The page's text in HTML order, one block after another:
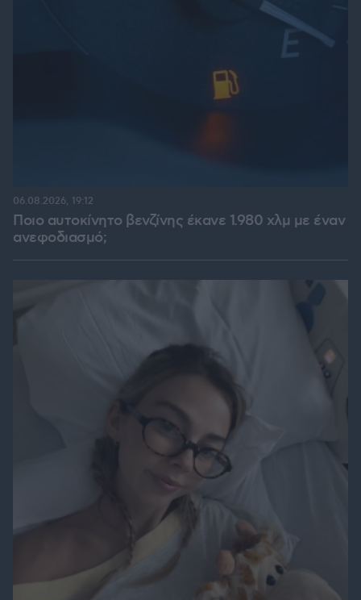
Ποιο αυτοκίνητο βενζίνης έκανε 1.980 χλμ με έναν
ανεφοδιασμό;
06.08.2026, 19:12